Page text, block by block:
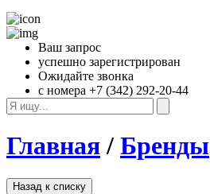
Ваш запрос
успешно зарегистрирован
Ожидайте звонка
с номера +7 (342) 292-20-44
Главная/ Бренды
Назад к списку